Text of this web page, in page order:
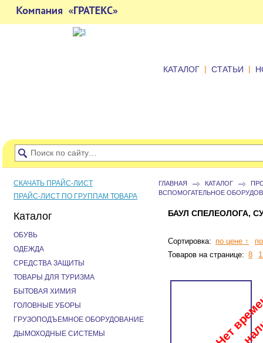
КАТАЛОГ | СТАТЬИ |
ГЛАВНАЯ КАТАЛОГ
ВСПОМОГАТЕЛЬНОЕ
БАУЛ СПЕЛЕОЛОГА,
Сортировка: по цене ↑
Товаров на странице: 8
СКАЧАТЬ ПРАЙС-ЛИСТ
ПРАЙС-ЛИСТ ПО ГРУППАМ ТОВАРА
Каталог
ОБУВЬ
ОДЕЖДА
СРЕДСТВА ЗАЩИТЫ
ТОВАРЫ ДЛЯ ТУРИЗМА
БЫТОВАЯ ХИМИЯ
ГОЛОВНЫЕ УБОРЫ
ГРУЗОПОДЪЕМНОЕ ОБОРУДОВАНИЕ
ДЫМОХОДНЫЕ СИСТЕМЫ